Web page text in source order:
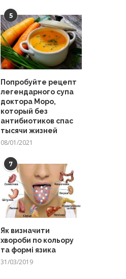
5
Попробуйте рецепт
легендарного супа
доктора Моро,
который без
антибиотиков спас
тысячи жизней
08/01/2021
7
Як визначити
хвороби по кольору
та формі язика
31/03/2019